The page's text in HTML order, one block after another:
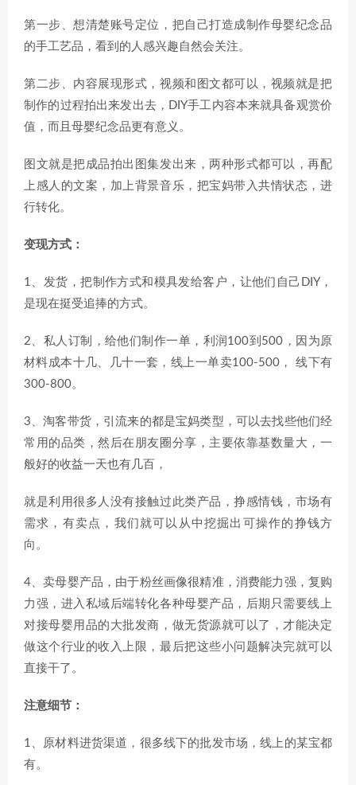
第一步、想清楚账号定位，把自己打造成制作母婴纪念品
的手工艺品，看到的人感兴趣自然会关注。
第二步、内容展现形式，视频和图文都可以，视频就是把
制作的过程拍出来发出去，DIY手工内容本来就具备观赏价
值，而且母婴纪念品更有意义。
图文就是把成品拍出图集发出来，两种形式都可以，再配
上感人的文案，加上背景音乐，把宝妈带入共情状态，进
行转化。
变现方式：
1、发货，把制作方式和模具发给客户，让他们自己DIY，
是现在挺受追捧的方式。
2、私人订制，给他们制作一单，利润100到500，因为原
材料成本十几、几十一套，线上一单卖100-500， 线下有
300-800。
3、淘客带货，引流来的都是宝妈类型，可以去找些他们经
常用的品类，然后在朋友圈分享，主要依靠基数量大，一
般好的收益一天也有几百，
就是利用很多人没有接触过此类产品，挣感情钱，市场有
需求，有卖点，我们就可以从中挖掘出可操作的挣钱方
向。
4、卖母婴产品，由于粉丝画像很精准，消费能力强，复购
力强，进入私域后端转化各种母婴产品，后期只需要线上
对接母婴用品的大批发商，做无货源就可以了，才能决定
做这个行业的收入上限，最后把这些小问题解决完就可以
直接干了。
注意细节：
1、原材料进货渠道，很多线下的批发市场，线上的某宝都
有。